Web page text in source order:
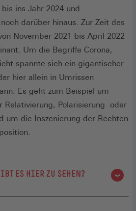
ins Jahr 2024 und
darüber hinaus. Zur Zeit des
November 2021 bis April 2022
Um die Begriffe Corona,
spannte sich ein gigantischer
hier allein in Umrissen
Es geht zum Beispiel um
Relativierung, Polarisierung oder
um die Inszenierung der Rechten
ES HIER ZU SEHEN?